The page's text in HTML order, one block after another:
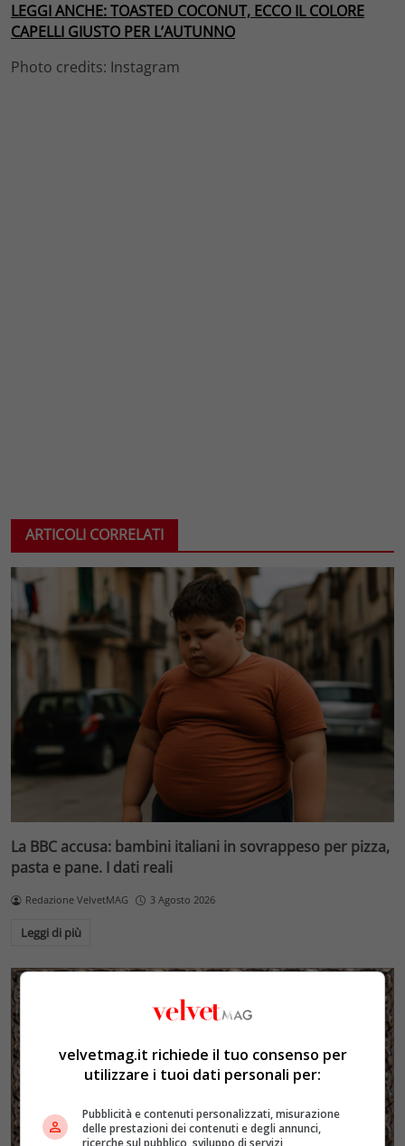
LEGGI ANCHE: TOASTED COCONUT, ECCO IL COLORE
CAPELLI GIUSTO PER L’AUTUNNO
Photo credits: Instagram
ARTICOLI CORRELATI
La BBC accusa: bambini italiani in sovrappeso per pizza,
pasta e pane. I dati reali
Redazione VelvetMAG 3 Agosto 2026
Leggi di più
velvetmag.it richiede il tuo consenso per
utilizzare i tuoi dati personali per:
Pubblicità e contenuti personalizzati, misurazione
delle prestazioni dei contenuti e degli annunci,
ricerche sul pubblico, sviluppo di servizi